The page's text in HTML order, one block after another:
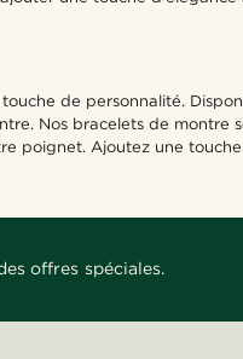
de personnalité.
Nos bracelets de montre
poignet. Ajoutez une
offres spéciales.